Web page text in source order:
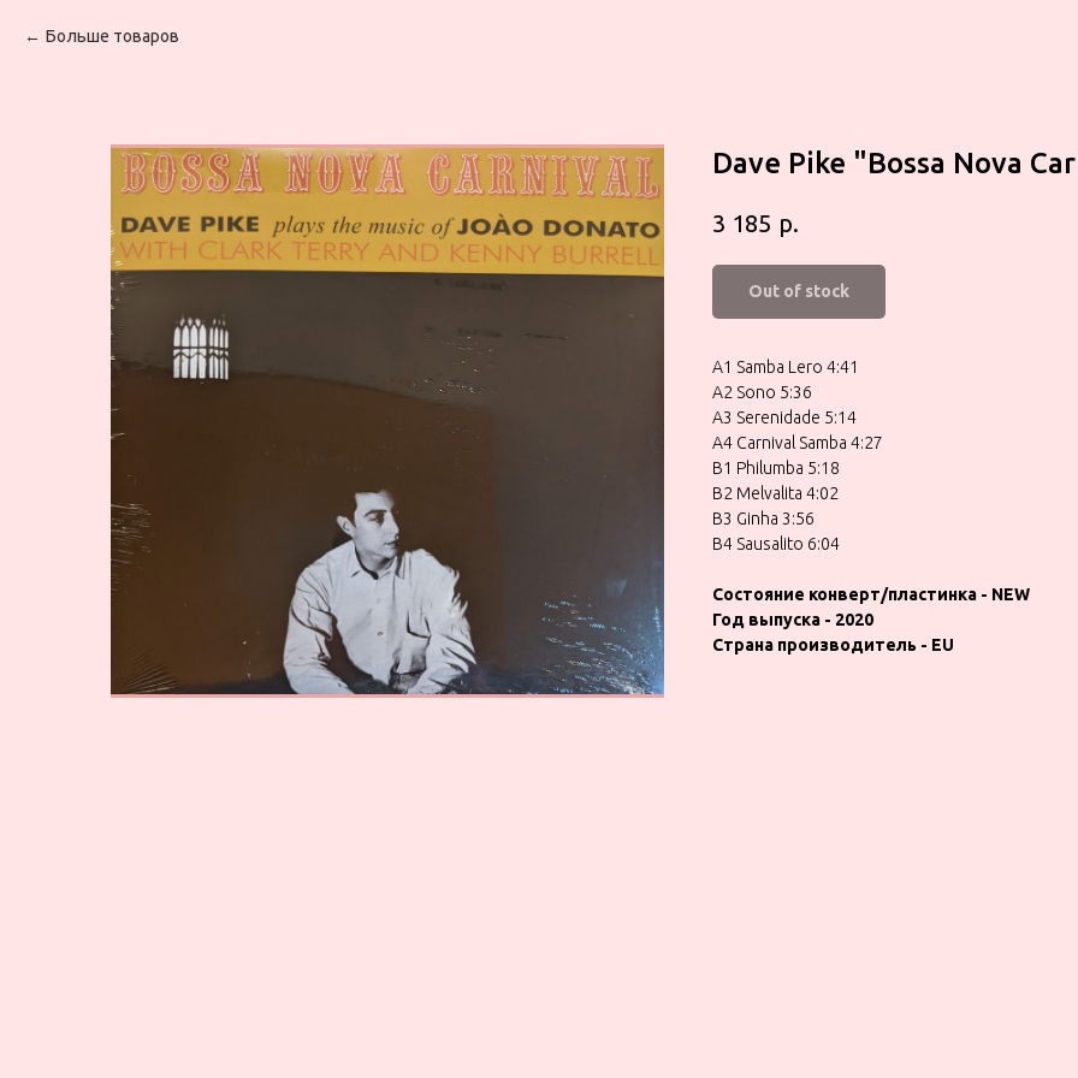
Больше товаров
Dave Pike "Bossa Nova
3 185 р.
Out of stock
A1 Samba Lero 4:41
A2 Sono 5:36
A3 Serenidade 5:14
A4 Carnival Samba 4:27
B1 Philumba 5:18
B2 Melvalita 4:02
B3 Ginha 3:56
B4 Sausalito 6:04
Состояние конверт/пластинка - NEW
Год выпуска - 2020
Страна производитель - EU